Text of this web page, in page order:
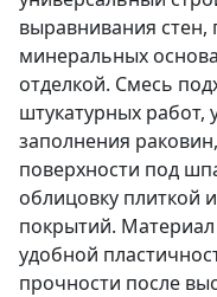
выравнивания
минеральных
отделкой. Смесь
штукатурных работ,
заполнения
поверхности под
облицовку плиткой
покрытий.
удобной
прочности после